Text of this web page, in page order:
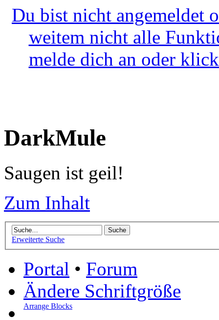
Du bist nicht angemeldet
weitem nicht alle
melde dich an oder
DarkMule
Saugen ist geil!
Zum Inhalt
Erweiterte Suche
Portal • Forum
Ändere Schriftgröße
Arrange Blocks